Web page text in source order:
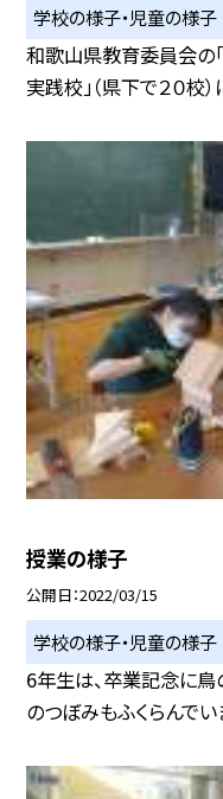
学校の様子・児童の様子
和歌山県教育委員会の
実践校」（県下で２０校
授業の様子
公開日 2022/03/15
学校の様子・児童の様子
6年生は、卒業記念に鳥
のつぼみもふくらんでい